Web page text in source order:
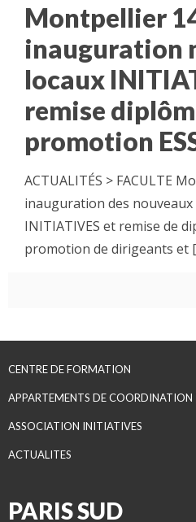
Montpellier
inauguration
locaux
remise
promotion
ACTUALITÉS > FACULTE
inauguration des nouveaux
INITIATIVES et remise de
promotion de dirigeants et
CENTRE DE FORMATION
APPARTEMENTS DE COORDINATION
ASSOCIATION INITIATIVES
ACTUALITES
PARIS SUD